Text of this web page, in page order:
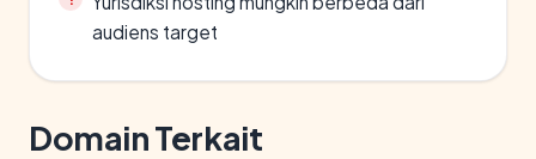
audiens target
Domain Terkait